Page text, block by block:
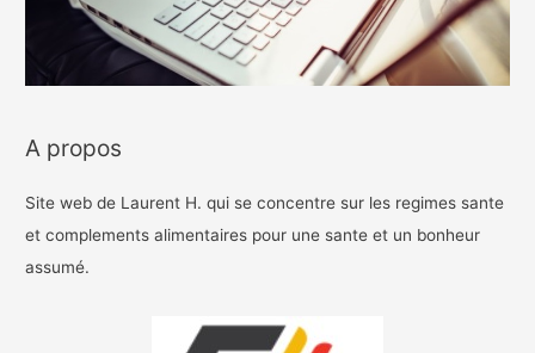
A propos
Site web de Laurent H. qui se concentre sur les regimes sante
et complements alimentaires pour une sante et un bonheur
assumé.